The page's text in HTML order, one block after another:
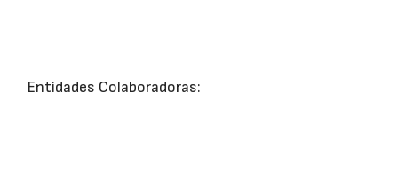
Entidades Colaboradoras: